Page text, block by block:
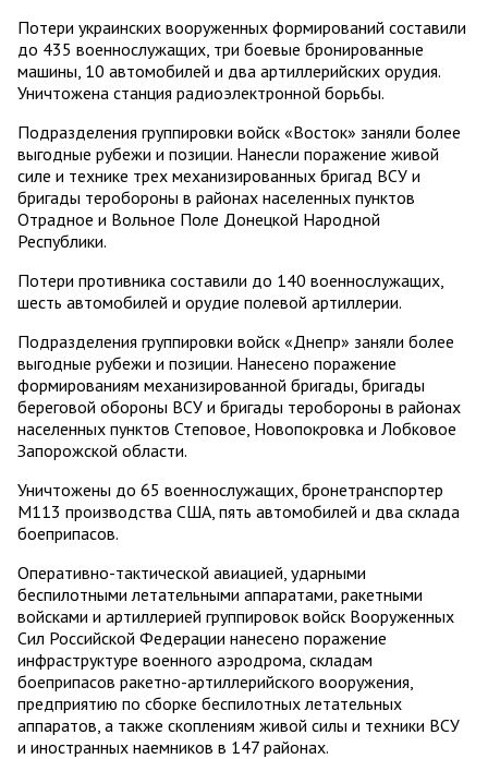
Потери украинских вооруженных формирований составили
до 435 военнослужащих, три боевые бронированные
машины, 10 автомобилей и два артиллерийских орудия.
Уничтожена станция радиоэлектронной борьбы.
Подразделения группировки войск «Восток» заняли более
выгодные рубежи и позиции. Нанесли поражение живой
силе и технике трех механизированных бригад ВСУ и
бригады теробороны в районах населенных пунктов
Отрадное и Вольное Поле Донецкой Народной
Республики.
Потери противника составили до 140 военнослужащих,
шесть автомобилей и орудие полевой артиллерии.
Подразделения группировки войск «Днепр» заняли более
выгодные рубежи и позиции. Нанесено поражение
формированиям механизированной бригады, бригады
береговой обороны ВСУ и бригады теробороны в районах
населенных пунктов Степовое, Новопокровка и Лобковое
Запорожской области.
Уничтожены до 65 военнослужащих, бронетранспортер
М113 производства США, пять автомобилей и два склада
боеприпасов.
Оперативно-тактической авиацией, ударными
беспилотными летательными аппаратами, ракетными
войсками и артиллерией группировок войск Вооруженных
Сил Российской Федерации нанесено поражение
инфраструктуре военного аэродрома, складам
боеприпасов ракетно-артиллерийского вооружения,
предприятию по сборке беспилотных летательных
аппаратов, а также скоплениям живой силы и техники ВСУ
и иностранных наемников в 147 районах.